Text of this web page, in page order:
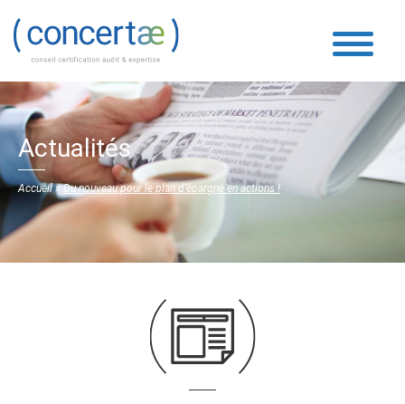
Actualités
Accueil»Du nouveau pour le plan d’épargne en actions !